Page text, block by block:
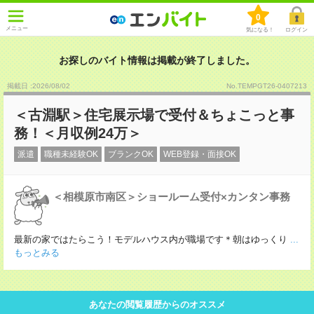
メニュー
0
気になる！ ログイン
お探しのバイト情報は掲載が終了しました。
掲載日 :2026/08/02 No.TEMPGT26-0407213
＜古淵駅＞住宅展示場で受付＆ちょこっと事
務！＜月収例24万＞
派遣 職種未経験OK ブランクOK WEB登録・面接OK
＜相模原市南区＞ショールーム受付×カンタン事務
最新の家ではたらこう！モデルハウス内が職場です＊朝はゆっくり ...
もっとみる
あなたの閲覧履歴からのオススメ